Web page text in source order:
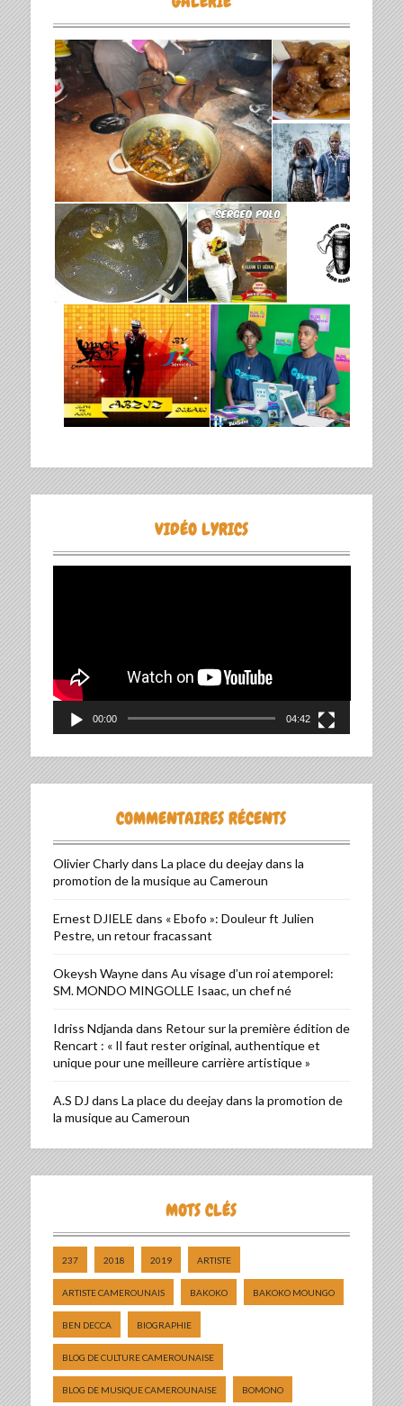
VIDÉO LYRICS
00:00 04:42
COMMENTAIRES RÉCENTS
Olivier Charlydans La place du deejay dans la
promotion de la musique au Cameroun
Ernest DJIELE dans « Ebofo »: Douleur ft Julien
Pestre, un retour fracassant
Okeysh Waynedans Au visage d’un roi atemporel:
SM. MONDO MINGOLLE Isaac, un chef né
Idriss Ndjanda dans Retour sur la première édition de
Rencart : « Il faut rester original, authentique et
unique pour une meilleure carrière artistique »
A.S DJ dans La place du deejay dans la promotion de
la musique au Cameroun
MOTS CLÉS
237 2018 2019 ARTISTE
ARTISTE CAMEROUNAIS BAKOKO BAKOKO MOUNGO
BEN DECCA BIOGRAPHIE
BLOG DE CULTURE CAMEROUNAISE
BLOG DE MUSIQUE CAMEROUNAISE BOMONO